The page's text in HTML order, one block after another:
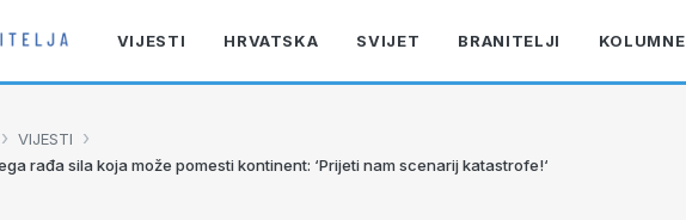
VIJESTI HRVATSKA SVIJET BRANITELJI KOLUMNE
› VIJESTI ›
rađa sila koja može pomesti kontinent: ‘Prijeti nam scenarij katastrofe!‘